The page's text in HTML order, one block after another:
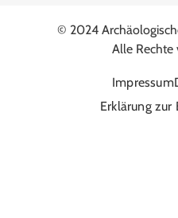
© 2024
Alle Rechte
Impressum
Erklärung zur